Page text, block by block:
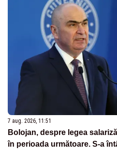
7 aug. 2026, 11:51
Bolojan, despre legea
în perioada următoare. S-a